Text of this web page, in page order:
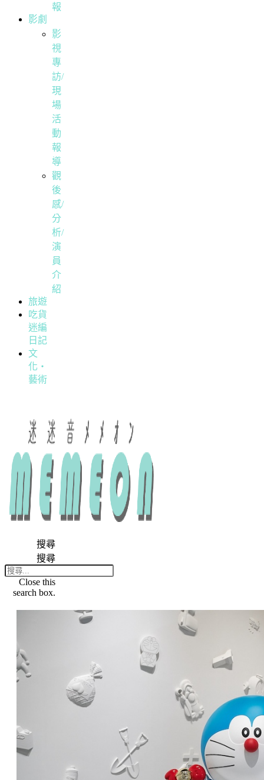
報
影劇
影
視
專
訪/
現
場
活
動
報
導
觀
後
感/
分
析/
演
員
介
紹
旅遊
吃貨
迷編
日記
文
化・
藝術
搜尋
搜尋
Close this
search box.